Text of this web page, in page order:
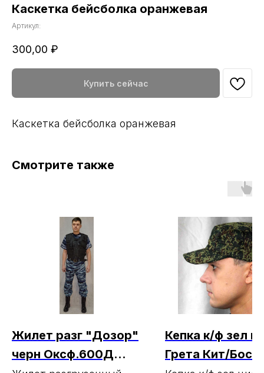
Каскетка бейсболка оранжевая
Артикул:
300,00 ₽
Купить сейчас
Каскетка бейсболка оранжевая
Смотрите также
Жилет разг "Дозор"
черн Оксф.600Д
Кепка к/ф зел
Грета Кит/